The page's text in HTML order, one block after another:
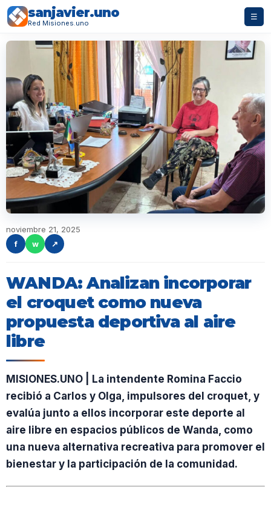
sanjavier.uno
Red Misiones.uno
☰
noviembre 21, 2025
f
w ↗
WANDA: Analizan incorporar
el croquet como nueva
propuesta deportiva al aire
libre
MISIONES.UNO | La intendente Romina Faccio
recibió a Carlos y Olga, impulsores del croquet, y
evalúa junto a ellos incorporar este deporte al
aire libre en espacios públicos de Wanda, como
una nueva alternativa recreativa para promover el
bienestar y la participación de la comunidad.